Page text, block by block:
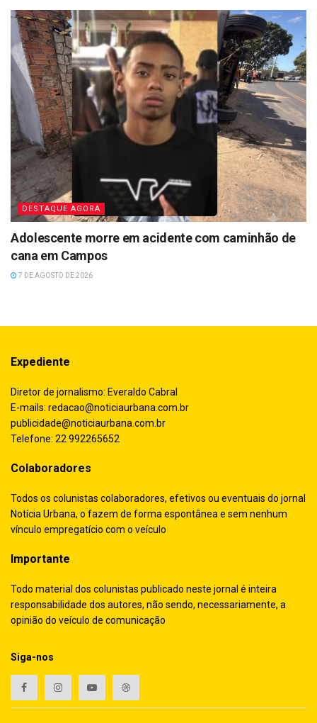
DESTAQUE AGORA
Adolescente morre em acidente com caminhão de
cana em Campos
7 DE AGOSTO DE 2026
Expediente
Diretor de jornalismo: Everaldo Cabral
E-mails: redacao@noticiaurbana.com.br
publicidade@noticiaurbana.com.br
Telefone: 22 992265652
Colaboradores
Todos os colunistas colaboradores, efetivos ou eventuais do jornal
Notícia Urbana, o fazem de forma espontânea e sem nenhum
vínculo empregatício com o veículo
Importante
Todo material dos colunistas publicado neste jornal é inteira
responsabilidade dos autores, não sendo, necessariamente, a
opinião do veículo de comunicação
Siga-nos